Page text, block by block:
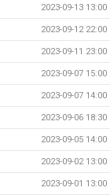
2023-09-13 13:00
2023-09-12 22:00
2023-09-11 23:00
2023-09-07 15:00
2023-09-07 14:00
2023-09-06 18:30
2023-09-05 14:00
2023-09-02 13:00
2023-09-01 13:00